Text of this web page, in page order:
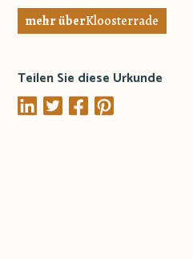
mehr überKloosterrade
Teilen Sie diese Urkunde